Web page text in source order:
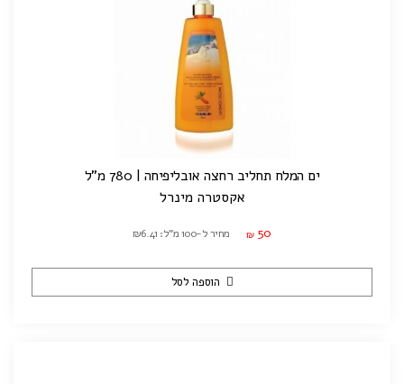
ים המלח תחליב רחצה אובליפיחה | 780 מ"ל
אקסטרה מינרל
₪ 50 מחיר ל-100 מ"ל: ₪6.41
הוספה לסל